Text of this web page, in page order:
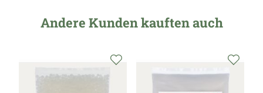
Andere Kunden kauften auch